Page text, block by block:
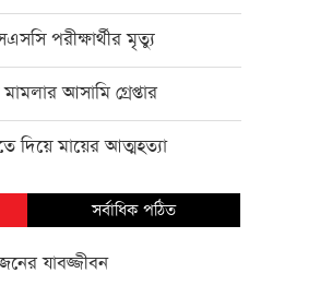
পরীক্ষার্থীর মৃত্যু
আসামি গ্রেপ্তার
দিয়ে মায়ের আত্মহত্যা
সর্বাধিক পঠিত
যাবজ্জীবন